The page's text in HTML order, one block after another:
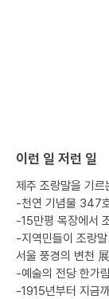
이런 일 저런 일
제주 조랑말을 기르
-천연 기념물 347
-15만평 목장에서
-지역민들이 조랑
서울 풍경의 변천 展
-예술의 전당 한가
-1915년부터 지금